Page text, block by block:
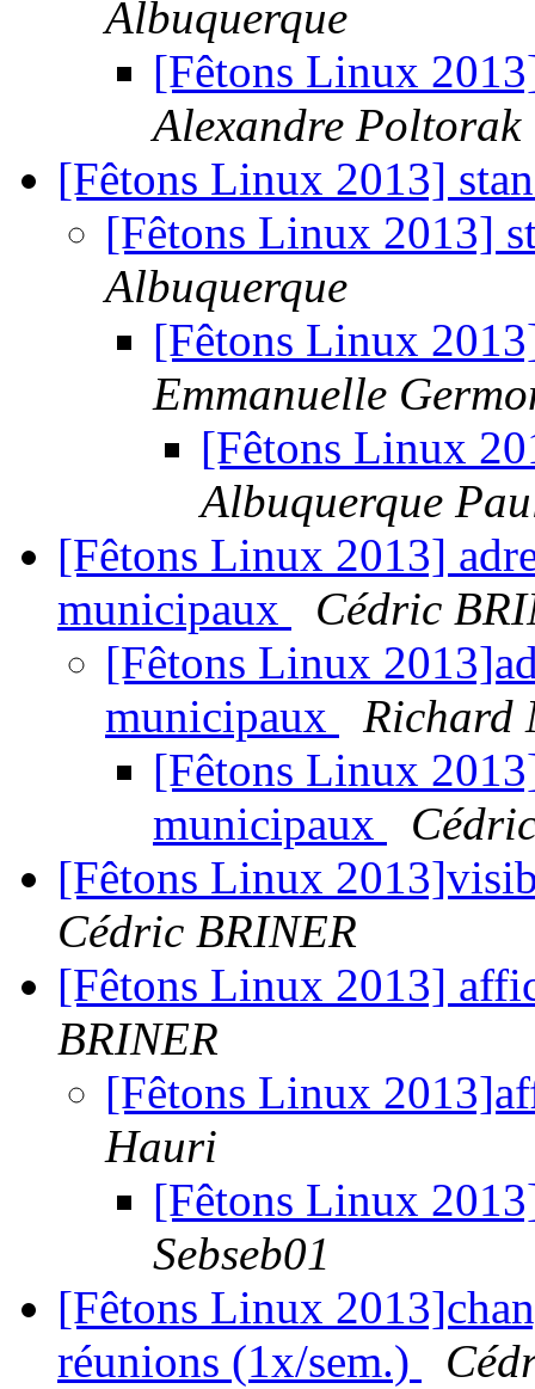
Albuquerque
[Fêtons Linux
Alexandre Poltorak
[Fêtons Linux 2013]
[Fêtons Linux 2013]
Albuquerque
[Fêtons Linux
Emmanuelle
[Fêtons Linux
Albuquerque
[Fêtons Linux 2013]
municipaux
Cédric
[Fêtons Linux
municipaux
Richard
[Fêtons Linux
municipaux
[Fêtons Linux
Cédric BRINER
[Fêtons Linux 2013]
BRINER
[Fêtons Linux
Hauri
[Fêtons Linux
Sebseb01
[Fêtons Linux
réunions (1x/sem.)